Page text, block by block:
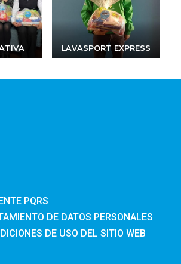
LAVASPORT EXPRESS
PQRS
DE DATOS PERSONALES
DE USO DEL SITIO WEB